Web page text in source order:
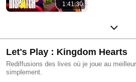
1:41:30
Let's Play : Kingdom Hearts
Rediffusions des lives où je joue au
simplement.